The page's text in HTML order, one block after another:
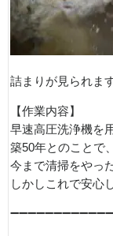
詰まりが見られま
【作業内容】
早速高圧洗浄機を
築50年とのことで、
今まで清掃をやっ
しかしこれで安心